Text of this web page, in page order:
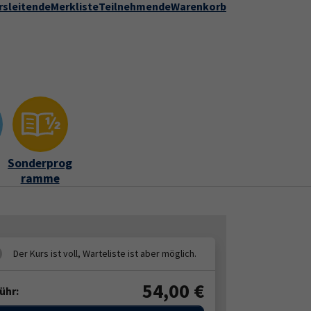
Stadt Speyer zur DVV-Webseite
MerklisteTeilnehmendeWarenkorb
Sonderprog
ramme
54,00 €